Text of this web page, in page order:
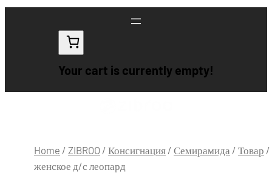
Your cart is currently empty!
Home / ZIBROO / Консигнация / Семирамида / Товар /
женское д/с леопард